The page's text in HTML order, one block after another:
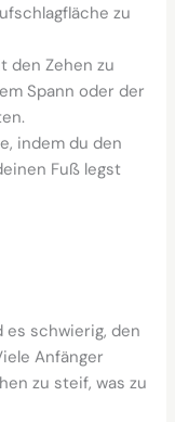
zu
den Zehen zu
Spann oder der
indem du den
Fuß legst
es schwierig, den
Anfänger
zu steif, was zu